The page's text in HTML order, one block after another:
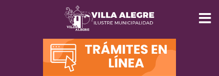
INICIO
MUNICIPALIDAD